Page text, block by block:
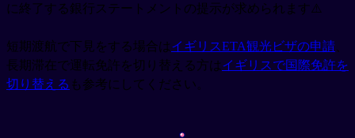
に終了する銀行ステートメントの提示が求められます⚠️
短期渡航で下見をする場合はイギリスETA観光ビザの申請
長期滞在で運転免許を切り替える方はイギリスで国際免許を
切り替える も参考にしてください。